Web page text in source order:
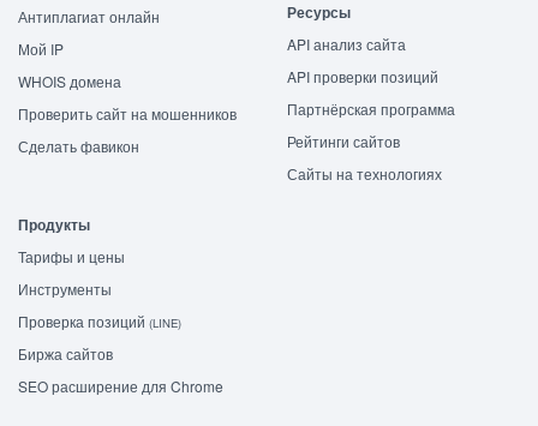
Антиплагиат онлайн
Мой IP
WHOIS домена
Проверить сайт на мошенников
Сделать фавикон
Ресурсы
API анализ сайта
API проверки позиций
Партнёрская программа
Рейтинги сайтов
Сайты на технологиях
Продукты
Тарифы и цены
Инструменты
Проверка позиций (LINE)
Биржа сайтов
SEO расширение для Chrome